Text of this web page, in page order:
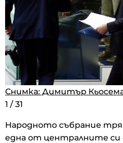
Снимка: Димитър
1 / 31
Снимка: Димитър
1 / 31
Снимка: Димитър
1 / 31
Народното събрание
една от централните си